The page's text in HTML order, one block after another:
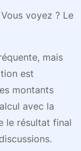
Vous voyez ? Le
mais
est
montants
avec la
le résultat final